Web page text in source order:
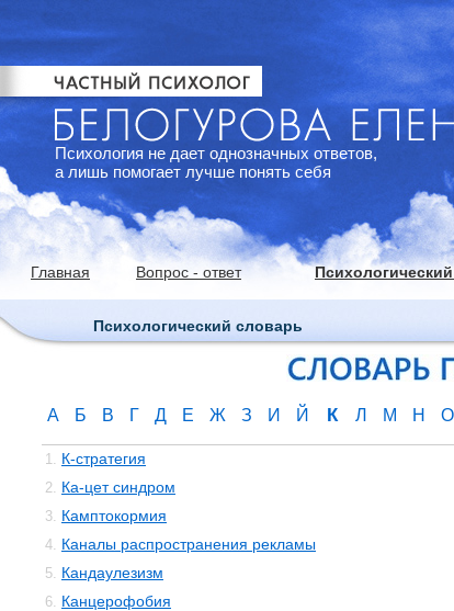
Психология не дает однозначных ответов,
а лишь помогает лучше понять себя
Главная Вопрос - ответ
Психологический словарь
А Б В Г Д Е Ж З И Й К Л М Н О
1. К-стратегия
2. Ка-цет синдром
3. Камптокормия
4. Каналы распространения рекламы
5. Кандаулезизм
6. Канцерофобия